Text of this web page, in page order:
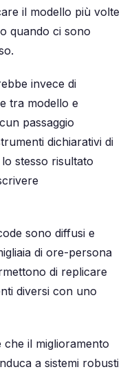
il modello più volte
quando ci sono
invece di
tra modello e
passaggio
dichiarativi di
stesso risultato
sono diffusi e
di ore-persona
di replicare
diversi con uno
il miglioramento
a sistemi robusti